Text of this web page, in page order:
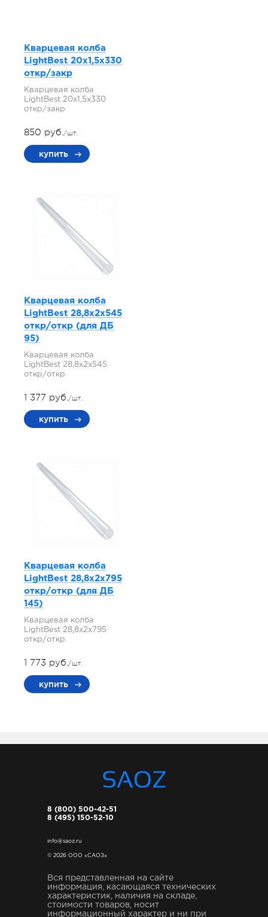
Кварцевая колба
LightBest 20x1,5x330
откр/закр
Кварцевая колба
LightBest 20x1,5x330
откр/закр
850 руб./шт.
купить
Кварцевая колба
LightBest 28,8x2x545
откр/откр (для ДБ
95)
Кварцевая колба
LightBest 28,8x2x545
откр/откр
1 377 руб./шт.
купить
Кварцевая колба
LightBest 28,8x2x795
откр/откр (для ДБ
145)
Кварцевая колба
LightBest 28,8x2x795
откр/откр
1 773 руб./шт.
купить
8 (800) 500-42-51
8 (495) 150-52-10
info@saoz.ru
© 2026 ООО «САОЗ»
Вся представленная на сайте
информация, касающаяся технических
характеристик, наличия на складе,
стоимости товаров, носит
информационный характер и ни при